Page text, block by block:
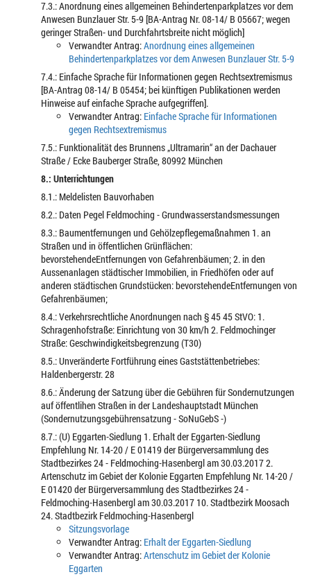
7.3.: Anordnung eines allgemeinen Behindertenparkplatzes vor dem
Anwesen Bunzlauer Str. 5-9 [BA-Antrag Nr. 08-14/ B 05667; wegen
geringer Straßen- und Durchfahrtsbreite nicht möglich]
Verwandter Antrag:Anordnung eines allgemeinen
Behindertenparkplatzes vor dem Anwesen Bunzlauer Str. 5-9
7.4.: Einfache Sprache für Informationen gegen Rechtsextremismus
[BA-Antrag 08-14/ B 05454; bei künftigen Publikationen werden
Hinweise auf einfache Sprache aufgegriffen].
Verwandter Antrag: Einfache Sprache für Informationen
gegen Rechtsextremismus
7.5.: Funktionalität des Brunnens „Ultramarin“ an der Dachauer
Straße / Ecke Bauberger Straße, 80992 München
8.: Unterrichtungen
8.1.: Meldelisten Bauvorhaben
8.2.: Daten Pegel Feldmoching - Grundwasserstandsmessungen
8.3.: Baumentfernungen und Gehölzepflegemaßnahmen 1. an
Straßen und in öffentlichen Grünflächen:
bevorstehendeEntfernungen von Gefahrenbäumen; 2. in den
Aussenanlagen städtischer Immobilien, in Friedhöfen oder auf
anderen städtischen Grundstücken: bevorstehendeEntfernungen von
Gefahrenbäumen;
8.4.: Verkehrsrechtliche Anordnungen nach § 45 45 StVO: 1.
Schragenhofstraße: Einrichtung von 30 km/h 2. Feldmochinger
Straße: Geschwindigkeitsbegrenzung (T30)
8.5.: Unveränderte Fortführung eines Gaststättenbetriebes:
Haldenbergerstr. 28
8.6.: Änderung der Satzung über die Gebühren für Sondernutzungen
auf öffentlihen Straßen in der Landeshauptstadt München
(Sondernutzungsgebührensatzung - SoNuGebS -)
8.7.: (U) Eggarten-Siedlung 1. Erhalt der Eggarten-Siedlung
Empfehlung Nr. 14-20 / E 01419 der Bürgerversammlung des
Stadtbezirkes 24 - Feldmoching-Hasenbergl am 30.03.2017 2.
Artenschutz im Gebiet der Kolonie Eggarten Empfehlung Nr. 14-20 /
E 01420 der Bürgerversammlung des Stadtbezirkes 24 -
Feldmoching-Hasenbergl am 30.03.2017 10. Stadtbezirk Moosach
24. Stadtbezirk Feldmoching-Hasenbergl
Sitzungsvorlage
Verwandter Antrag: Erhalt der Eggarten-Siedlung
Verwandter Antrag:Artenschutz im Gebiet der Kolonie
Eggarten